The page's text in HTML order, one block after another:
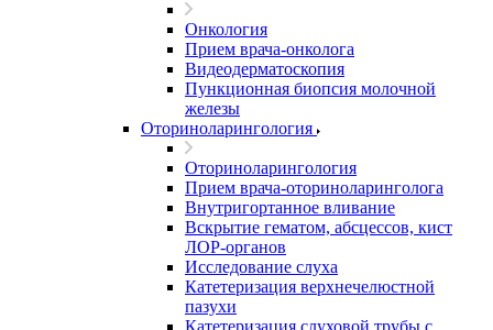
Онкология
Прием врача-онколога
Видеодерматоскопия
Пункционная биопсия молочной
железы
Оториноларингология
Оториноларингология
Прием врача-оториноларинголога
Внутригортанное вливание
Вскрытие гематом, абсцессов, кист
ЛОР-органов
Исследование слуха
Катетеризация верхнечелюстной
пазухи
Катетеризация слуховой трубы с